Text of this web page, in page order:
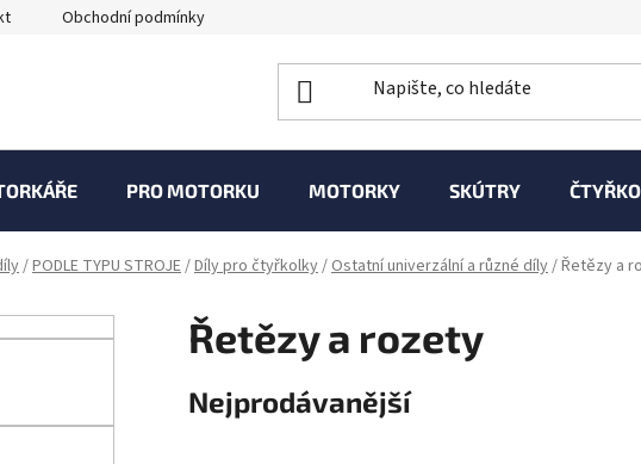
Obchodní podmínky
PRO MOTORKU MOTORKY SKÚTRY
/PODLE TYPU STROJE/Díly pro čtyřkolky/Ostatní univerzální a různé díly/Řetězy a
Řetězy a rozety
Nejprodávanější